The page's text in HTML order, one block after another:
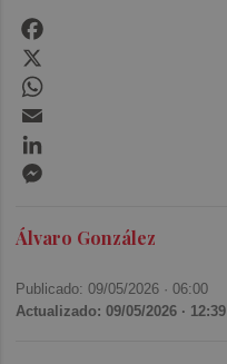
Álvaro González
Publicado: 09/05/2026 ·06:00
Actualizado: 09/05/2026 · 12:39